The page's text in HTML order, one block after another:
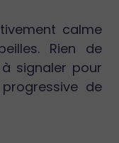
calme
Rien de
signaler pour
de